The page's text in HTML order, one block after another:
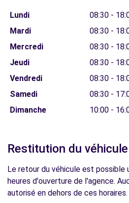
Lundi
08:30 -
Mardi
08:30 -
Mercredi
08:30 -
Jeudi
08:30 -
Vendredi
08:30 -
Samedi
08:30 -
Dimanche
10:00 -
Restitution du véhicule
Le retour du véhicule est possible
heures d'ouverture de l'agence.
autorisé en dehors de ces horaires.